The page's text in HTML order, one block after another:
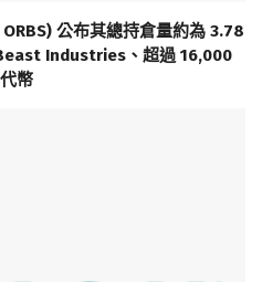
公布其總持倉量約為 3.78
Industries、超過 16,000
幣